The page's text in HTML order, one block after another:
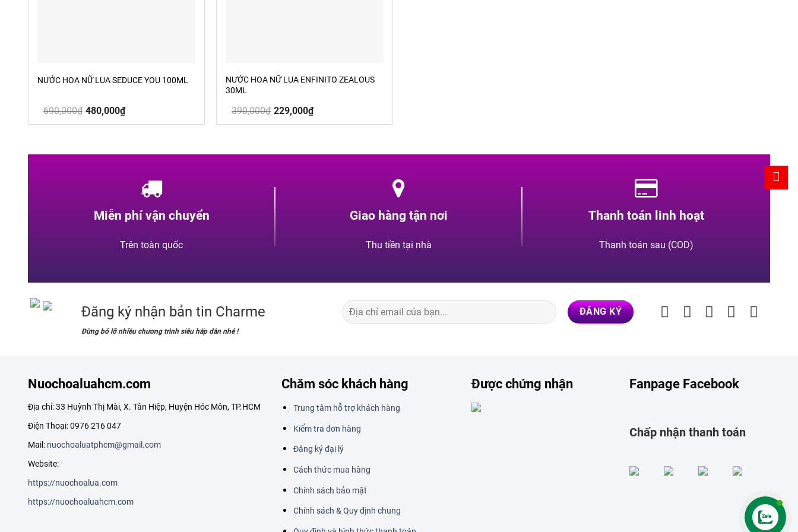
NƯỚC HOA NỮ LUA SEDUCE YOU 100ML
690,000₫ Giá
gốc
là:
480,000₫Giá
hiện
tại
NƯỚC HOA NỮ LUA ENFINITO ZEALOUS
30ML
390,000₫ Giá
gốc
là:
229,000₫Giá
hiện
tại
Miễn phí vận chuyển
Trên toàn quốc
Giao hàng tận nơi
Thu tiền tại nhà
Thanh toán linh hoạt
Thanh toán sau (COD)
Đăng ký nhận bản tin Charme
Đừng bỏ lỡ nhiều chương trình siêu hấp dẫn nhé !
Nuochoaluahcm.com
Địa chỉ: 33 Huỳnh Thị Mài, X. Tân Hiệp, Huyện Hóc Môn, TP.HCM
Điện Thoại: 0976 216 047
Mail: nuochoaluatphcm@gmail.com
Website:
https://nuochoalua.com
https://nuochoaluahcm.com
Chăm sóc khách hàng
Trung tâm hỗ trợ khách hàng
Kiểm tra đơn hàng
Đăng ký đại lý
Cách thức mua hàng
Chính sách bảo mật
Chính sách & Quy định chung
Được chứng nhận Fanpage Facebook
Chấp nhận thanh toán